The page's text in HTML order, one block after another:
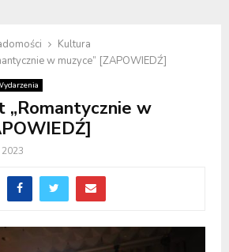
Kultura
w muzyce” [ZAPOWIEDŹ]
„Romantycznie w